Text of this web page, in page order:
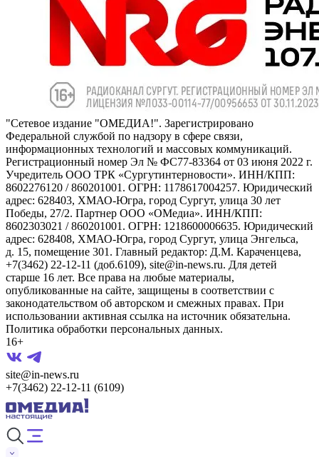
"Сетевое издание "ОМЕДИА!". Зарегистрировано
Федеральной службой по надзору в сфере связи,
информационных технологий и массовых коммуникаций.
Регистрационный номер Эл № ФС77-83364 от 03 июня 2022 г.
Учредитель ООО ТРК «Сургутинтерновости». ИНН/КПП:
8602276120 / 860201001. ОГРН: 1178617004257. Юридический
адрес: 628403, ХМАО-Югра, город Сургут, улица 30 лет
Победы, 27/2. Партнер ООО «ОМедиа». ИНН/КПП:
8602303021 / 860201001. ОГРН: 1218600006635. Юридический
адрес: 628408, ХМАО-Югра, город Сургут, улица Энгельса,
д. 15, помещение 301. Главный редактор: Д.М. Караченцева,
+7(3462) 22-12-11 (доб.6109), site@in-news.ru. Для детей
старше 16 лет. Все права на любые материалы,
опубликованные на сайте, защищены в соответствии с
законодательством об авторском и смежных правах. При
использовании активная ссылка на источник обязательна.
Политика обработки персональных данных.
16+
site@in-news.ru
+7(3462) 22-12-11 (6109)